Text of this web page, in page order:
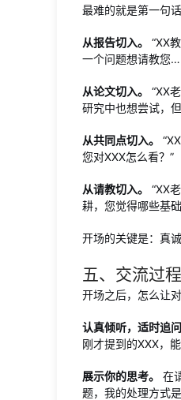
最难的就是第一句
从报告切入。
“XX
一个问题想请教您
从论文切入。
“XX
研究中也想尝试，
从共同点切入。
您对XXX怎么看？”
从请教切入。
“XX
耕，您觉得哪些基
开场的关键是：真
五、交流过
开场之后，怎么让
认真倾听，适时追问
刚才提到的XXX，
展示你的思考。
在
题，我的处理方式